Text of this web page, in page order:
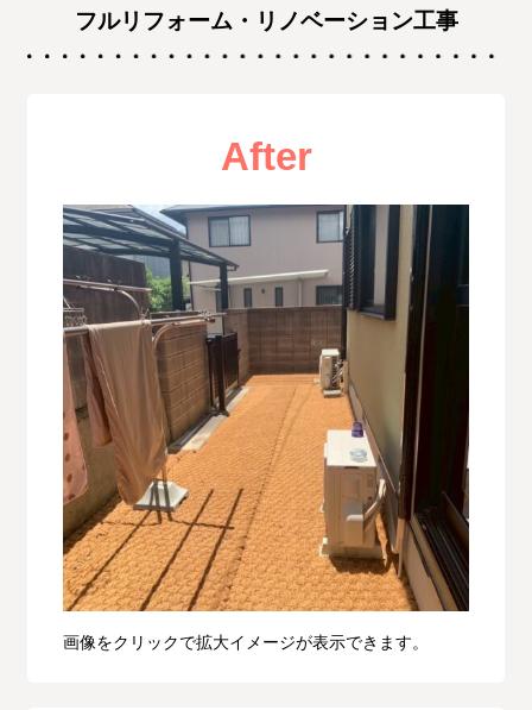
フルリフォーム・リノベーション工事
After
画像をクリックで拡大イメージが表示できます。